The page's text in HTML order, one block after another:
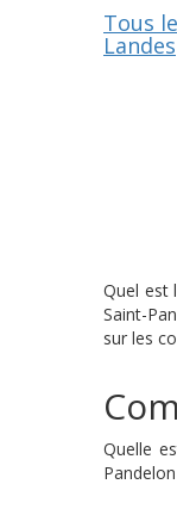
Tous
Landes
Quel est
Saint-
sur les
Quelle